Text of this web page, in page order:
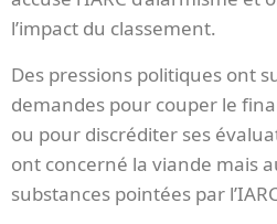
l’impact du classement.
Des pressions politiques ont
demandes pour couper le
ou pour discréditer ses
ont concerné la viande mais
substances pointées par